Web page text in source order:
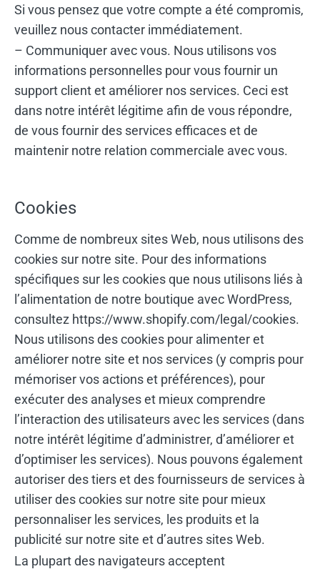
Si vous pensez que votre compte a été compromis,
veuillez nous contacter immédiatement.
– Communiquer avec vous. Nous utilisons vos
informations personnelles pour vous fournir un
support client et améliorer nos services. Ceci est
dans notre intérêt légitime afin de vous répondre,
de vous fournir des services efficaces et de
maintenir notre relation commerciale avec vous.
Cookies
Comme de nombreux sites Web, nous utilisons des
cookies sur notre site. Pour des informations
spécifiques sur les cookies que nous utilisons liés à
l’alimentation de notre boutique avec WordPress,
consultez https://www.shopify.com/legal/cookies.
Nous utilisons des cookies pour alimenter et
améliorer notre site et nos services (y compris pour
mémoriser vos actions et préférences), pour
exécuter des analyses et mieux comprendre
l’interaction des utilisateurs avec les services (dans
notre intérêt légitime d’administrer, d’améliorer et
d’optimiser les services). Nous pouvons également
autoriser des tiers et des fournisseurs de services à
utiliser des cookies sur notre site pour mieux
personnaliser les services, les produits et la
publicité sur notre site et d’autres sites Web.
La plupart des navigateurs acceptent